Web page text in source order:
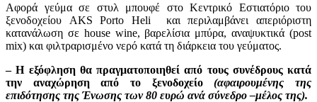
Αφορά γεύμα σε στυλ μπουφέ στο Κεντρικό Εστιατόριο του
ξενοδοχείου AKS Porto Heli και περιλαμβάνει απεριόριστη
κατανάλωση σε house wine, βαρελίσια μπύρα, αναψυκτικά (post
mix) και φιλτραρισμένο νερό κατά τη διάρκεια του γεύματος.
– Η εξόφληση θα πραγματοποιηθεί από τους συνέδρους κατά
την αναχώρηση από το ξενοδοχείο(αφαιρουμένης της
επιδότησης της Ένωσης των 80 ευρώ ανά σύνεδρο –μέλος της).